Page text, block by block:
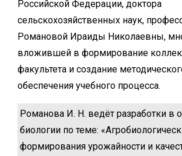
Российской Федерации, доктора
сельскохозяйственных наук,
Романовой Ираиды Николаевны,
вложившей в формирование
факультета и создание
обеспечения учебного процесса.
Романова И. Н. ведёт разработки в
биологии по теме:
формирования урожайности и